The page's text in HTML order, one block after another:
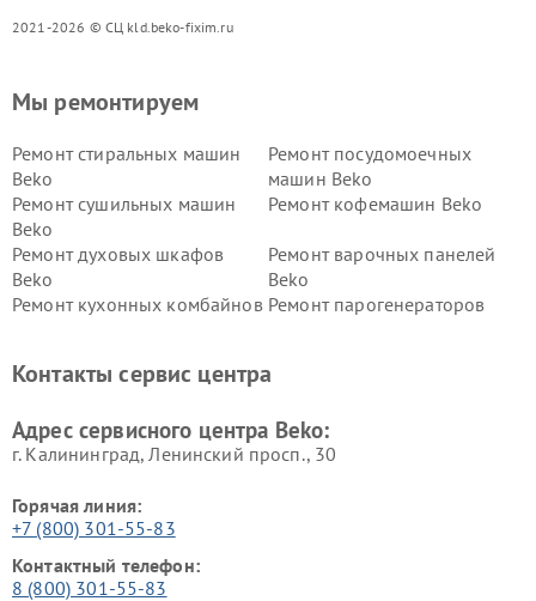
2021-2026 © СЦ kld.beko-fixim.ru
Мы ремонтируем
Ремонт стиральных машин
Beko
Ремонт посудомоечных
машин Beko
Ремонт сушильных машин
Beko
Ремонт кофемашин Beko
Ремонт духовых шкафов
Beko
Ремонт варочных панелей
Beko
Ремонт кухонных комбайнов Ремонт парогенераторов
Ремонт холодильников Beko Ремонт морозильных камер
Контакты сервис центра
Адрес сервисного центра Beko:
г. Калининград, Ленинский просп., 30
Горячая линия:
+7 (800) 301-55-83
Контактный телефон:
8 (800) 301-55-83